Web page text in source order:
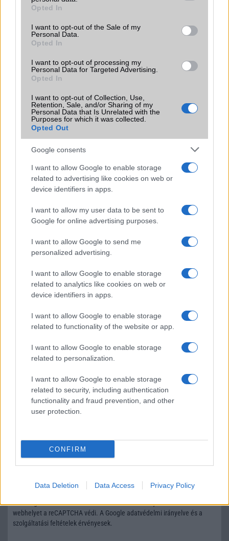
grant or deny consent to Google and its third-party tags to
use your data for below specified purposes in below Google
consent section.
Opted In
I want to opt-out of the Sale of my
Personal Data.
Opted In
I want to opt-out of processing my
Personal Data for Targeted Advertising.
Opted In
I want to opt-out of Collection, Use,
Retention, Sale, and/or Sharing of my
Personal Data that Is Unrelated with the
Purposes for which it was collected.
Opted Out
Google consents
I want to allow Google to enable storage
related to advertising like cookies on web or
device identifiers in apps.
I want to allow my user data to be sent to
Google for online advertising purposes.
I want to allow Google to send me
personalized advertising.
I want to allow Google to enable storage
related to analytics like cookies on web or
device identifiers in apps.
I want to allow Google to enable storage
related to functionality of the website or app.
I want to allow Google to enable storage
related to personalization.
I want to allow Google to enable storage
related to security, including authentication
functionality and fraud prevention, and other
user protection.
CONFIRM
Data Deletion Data Access Privacy Policy
Motorola
Samsung
Xiaomi
ZTE
Mennyibe kerül
Keressen a telefonboltok ajánlatai között!
TELEFONOK GYORSLISTA
Márka :
Feliratkozás a Telefonguru ingyenes hírlevelére
Elfogadom azAdatvédelmi és Adatkezelési TájékoztatótEzt a
webhelyet a reCAPTCHA védi. A Google adatvédelmi irányelve és a
szolgáltatási feltételek érvényesek.